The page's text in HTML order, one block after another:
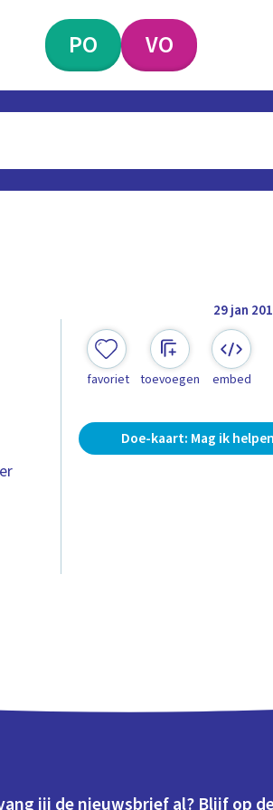
PO VO
29 jan
favoriet toevoegen embed
Doe-kaart: Mag ik
jij de nieuwsbrief al? Blijf op